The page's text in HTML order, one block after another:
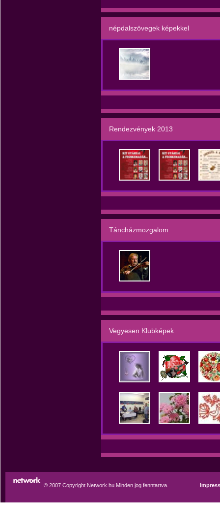
népdalszövegek képekkel
Rendezvények 2013
Táncházmozgalom
Vegyesen Klubképek
© 2007 Copyright Network.hu Minden jog fenntartva.